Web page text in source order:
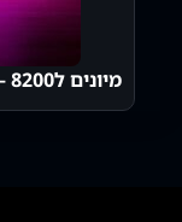
מיונים ל8200 – סדנה וראיונות